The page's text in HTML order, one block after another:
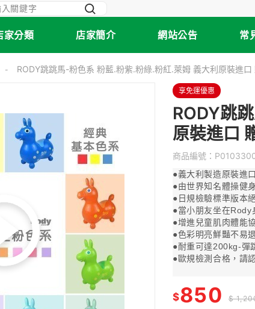
家分類 店家簡介 網站公告 常
- RODY跳跳馬-粉色系 粉藍.粉紫.粉綠.粉紅.萊姆 義大利原裝進口
享免運優惠
RODY跳
原裝進口
商品編號：
●義大利製造原裝進口
●由世界知名體操健
●日規檢驗標準版本
●當小朋友坐在Rody
●增進兒童肌肉體能
●色彩明亮鮮豔不易
●耐重可達200kg-彈
●歐規檢測合格，請
$850 $